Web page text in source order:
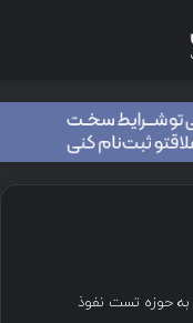
به حوزه تست نفوذ